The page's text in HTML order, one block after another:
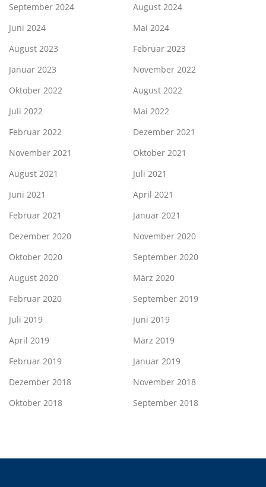
September 2024
August 2024
Juni 2024
Mai 2024
August 2023
Februar 2023
Januar 2023
November 2022
Oktober 2022
August 2022
Juli 2022
Mai 2022
Februar 2022
Dezember 2021
November 2021
Oktober 2021
August 2021
Juli 2021
Juni 2021
April 2021
Februar 2021
Januar 2021
Dezember 2020
November 2020
Oktober 2020
September 2020
August 2020
März 2020
Februar 2020
September 2019
Juli 2019
Juni 2019
April 2019
März 2019
Februar 2019
Januar 2019
Dezember 2018
November 2018
Oktober 2018
September 2018